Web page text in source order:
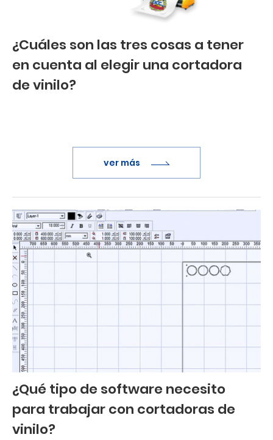
¿Cuáles son las tres cosas a tener
en cuenta al elegir una cortadora
de vinilo?
ver más
¿Qué tipo de software necesito
para trabajar con cortadoras de
vinilo?